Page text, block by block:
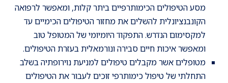
מסע הטיפולים הכימותרפיים ביתר קלות, ומאפשר לרפואה
הקונבנציונלית להשלים את מחזור הטיפולים הכימיים עד
למקסימום הנדרש. התפקוד היומיומי של המטופל טוב
ומאפשר איכות חיים סבירה ונורמאלית בעזרת הטיפולים.
מטופלים אשר מקבלים טיפולים למניעת נוירופתיה בשלב
התחלתי של טיפול כימותרפי זוכים לעבור את הטיפולים